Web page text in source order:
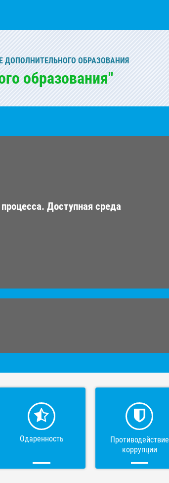
ОБРАЗОВАНИЯ
образования"
Доступная среда
Одаренность
Противодействие
коррупции